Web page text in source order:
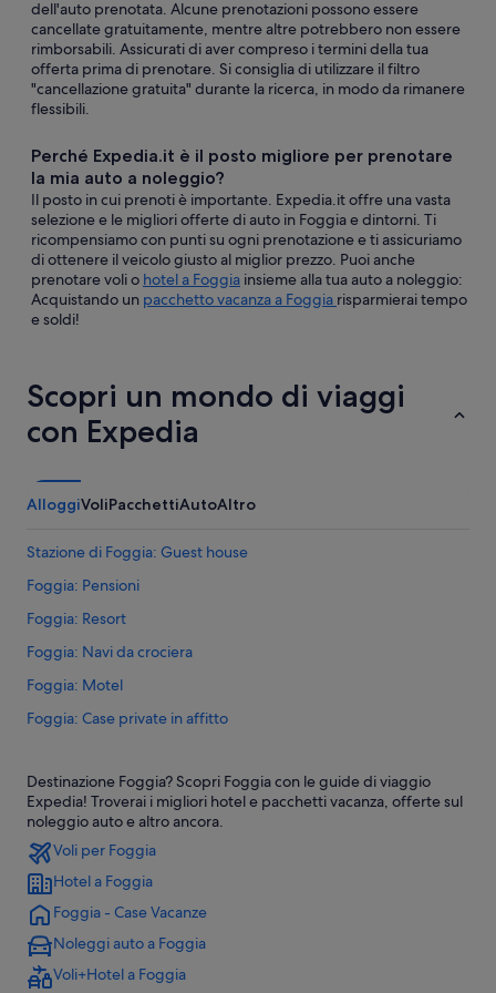
dell'auto prenotata. Alcune prenotazioni possono essere
cancellate gratuitamente, mentre altre potrebbero non essere
rimborsabili. Assicurati di aver compreso i termini della tua
offerta prima di prenotare. Si consiglia di utilizzare il filtro
"cancellazione gratuita" durante la ricerca, in modo da rimanere
flessibili.
Perché Expedia.it è il posto migliore per prenotare
la mia auto a noleggio?
Il posto in cui prenoti è importante. Expedia.it offre una vasta
selezione e le migliori offerte di auto in Foggia e dintorni. Ti
ricompensiamo con punti su ogni prenotazione e ti assicuriamo
di ottenere il veicolo giusto al miglior prezzo. Puoi anche
prenotare voli o hotel a Foggia insieme alla tua auto a noleggio:
Acquistando un pacchetto vacanza a Foggia risparmierai tempo
e soldi!
Scopri un mondo di viaggi
con Expedia
AlloggiVoliPacchettiAutoAltro
Stazione di Foggia: Guest house
Foggia: Pensioni
Foggia: Resort
Foggia: Navi da crociera
Foggia: Motel
Foggia: Case private in affitto
Foggia: B&B
Foggia: Appartamenti
Foggia: Cottage
Foggia: Ostelli
Provincia di Foggia: Ranch
Provincia di Foggia: Inn
Provincia di Foggia: Case private in affitto
Destinazione Foggia? Scopri Foggia con le guide di viaggio
Expedia! Troverai i migliori hotel e pacchetti vacanza, offerte sul
noleggio auto e altro ancora.
Voli per Foggia
Hotel a Foggia
Foggia - Case Vacanze
Noleggi auto a Foggia
Voli+Hotel a Foggia